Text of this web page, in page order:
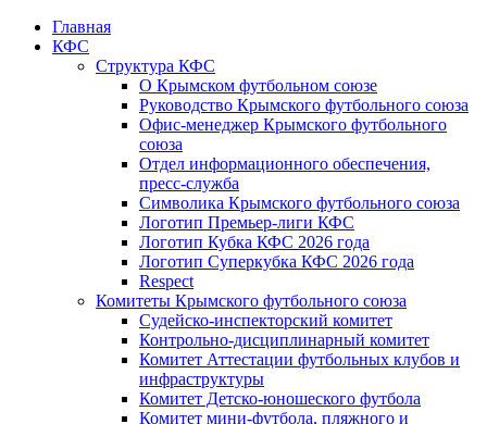
Главная
КФС
Структура КФС
О Крымском футбольном союзе
Руководство Крымского футбольного союза
Офис-менеджер Крымского футбольного
союза
Отдел информационного обеспечения,
пресс-служба
Символика Крымского футбольного союза
Логотип Премьер-лиги КФС
Логотип Кубка КФС 2026 года
Логотип Суперкубка КФС 2026 года
Respect
Комитеты Крымского футбольного союза
Судейско-инспекторский комитет
Контрольно-дисциплинарный комитет
Комитет Аттестации футбольных клубов и
инфраструктуры
Комитет Детско-юношеского футбола
Комитет мини-футбола, пляжного и